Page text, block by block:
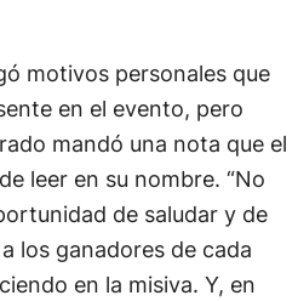
motivos personales que
en el evento, pero
mandó una nota que el
leer en su nombre. “No
de saludar y de
los ganadores de cada
en la misiva. Y, en